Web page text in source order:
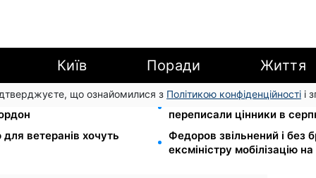
Київ Поради Життя
що ознайомилися з Політикою конфіденційності і
МВС: шахраї виманюють
Яйця від 19,90 грн за
переписали цінники в
ветеранів хочуть
Федоров звільнений і без
ексміністру мобілізацію